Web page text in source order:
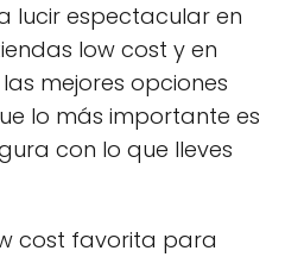
lucir espectacular en
low cost y en
mejores opciones
lo más importante es
con lo que lleves
cost favorita para